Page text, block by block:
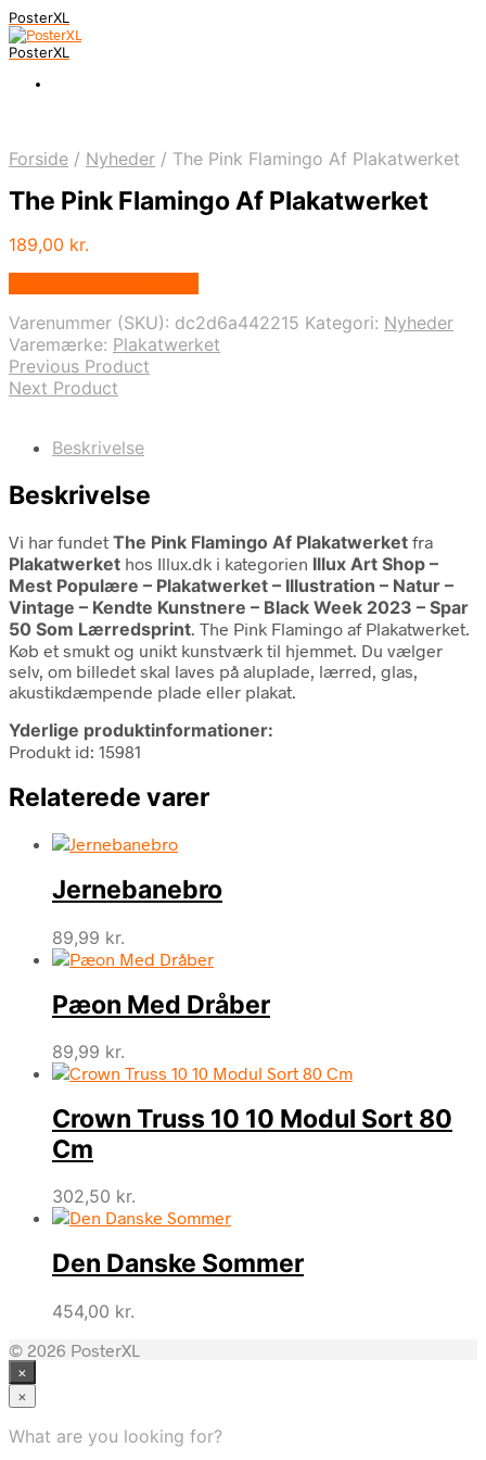
PosterXL
PosterXL
Forside / Nyheder / The Pink Flamingo Af Plakatwerket
The Pink Flamingo Af Plakatwerket
189,00 kr.
Varenummer (SKU): dc2d6a442215 Kategori: Nyheder
Varemærke: Plakatwerket
Previous Product
Next Product
Beskrivelse
Beskrivelse
Vi har fundet The Pink Flamingo Af Plakatwerket fra
Plakatwerket hos Illux.dk i kategorien Illux Art Shop –
Mest Populære – Plakatwerket – Illustration – Natur –
Vintage – Kendte Kunstnere – Black Week 2023 – Spar
50 Som Lærredsprint. The Pink Flamingo af Plakatwerket.
Køb et smukt og unikt kunstværk til hjemmet. Du vælger
selv, om billedet skal laves på aluplade, lærred, glas,
akustikdæmpende plade eller plakat.
Yderlige produktinformationer:
Produkt id: 15981
Relaterede varer
Jernebanebro
89,99 kr.
Pæon Med Dråber
89,99 kr.
Crown Truss 10 10 Modul Sort 80
Cm
302,50 kr.
Den Danske Sommer
454,00 kr.
© 2026 PosterXL
×
×
What are you looking for?